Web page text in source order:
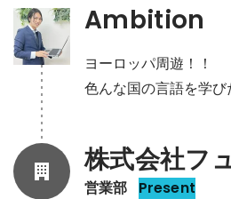
Ambition
ヨーロッパ周遊！！
色んな国の言語を学び
株式会社フ
営業部 Present